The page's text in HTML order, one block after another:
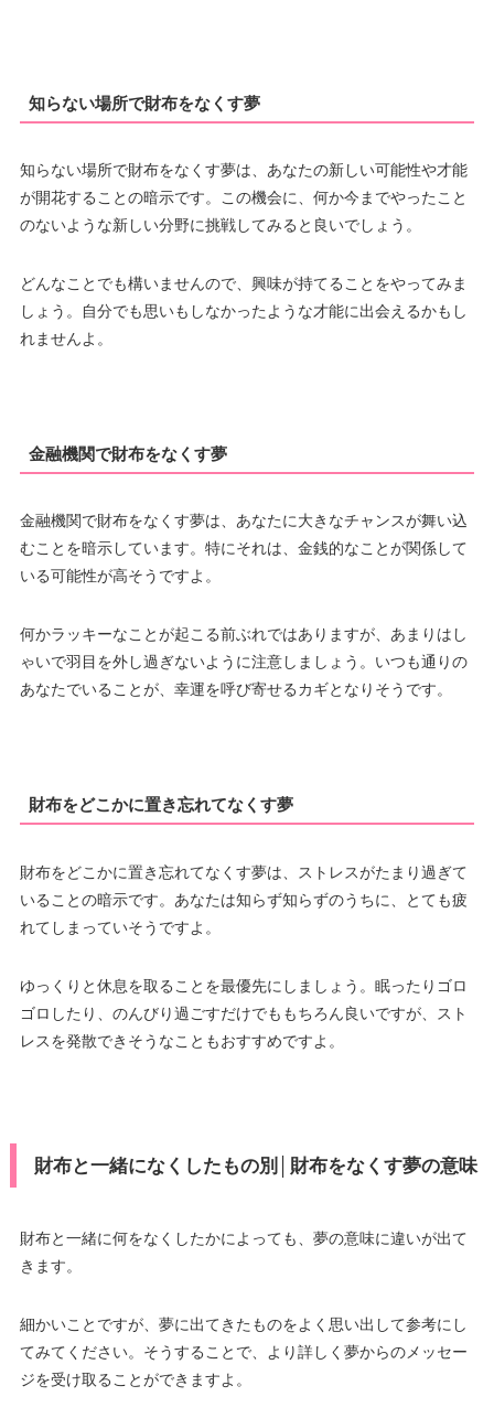
知らない場所で財布をなくす夢
知らない場所で財布をなくす夢は、あなたの新しい可能性や才能
が開花することの暗示です。この機会に、何か今までやったこと
のないような新しい分野に挑戦してみると良いでしょう。
どんなことでも構いませんので、興味が持てることをやってみま
しょう。自分でも思いもしなかったような才能に出会えるかもし
れませんよ。
金融機関で財布をなくす夢
金融機関で財布をなくす夢は、あなたに大きなチャンスが舞い込
むことを暗示しています。特にそれは、金銭的なことが関係して
いる可能性が高そうですよ。
何かラッキーなことが起こる前ぶれではありますが、あまりはし
ゃいで羽目を外し過ぎないように注意しましょう。いつも通りの
あなたでいることが、幸運を呼び寄せるカギとなりそうです。
財布をどこかに置き忘れてなくす夢
財布をどこかに置き忘れてなくす夢は、ストレスがたまり過ぎて
いることの暗示です。あなたは知らず知らずのうちに、とても疲
れてしまっていそうですよ。
ゆっくりと休息を取ることを最優先にしましょう。眠ったりゴロ
ゴロしたり、のんびり過ごすだけでももちろん良いですが、スト
レスを発散できそうなこともおすすめですよ。
財布と一緒になくしたもの別│財布をなくす夢の意味
財布と一緒に何をなくしたかによっても、夢の意味に違いが出て
きます。
細かいことですが、夢に出てきたものをよく思い出して参考にし
てみてください。そうすることで、より詳しく夢からのメッセー
ジを受け取ることができますよ。